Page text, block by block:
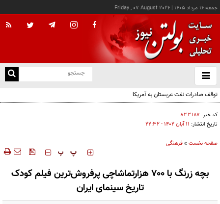
جمعه ۱۶ مرداد ۱۴۰۵ |
Friday , 07 August 2026
باز
و
توقف صادرات نفت عربستان به آمریکا
کد خبر: ۸۳۳۱۸۷
تاریخ انتشار: ۱۱ آبان ۱۴۰۲ - ۲۲:۳۲
صفحه نخست »فرهنگی
‍‍‍ پ پ
بچه زرنگ با ۷۰۰ هزارتماشاچی پرفروش‌ترین فیلم کودک
تاریخ سینمای ایران